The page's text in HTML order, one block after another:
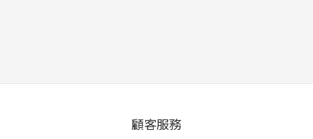
顧客服務